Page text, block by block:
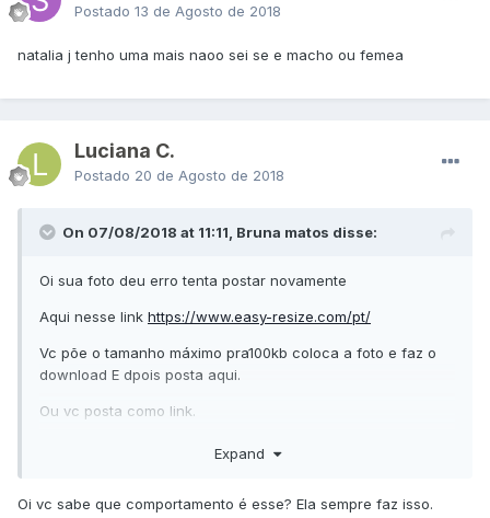
Postado 13 de Agosto de 2018
natalia j tenho uma mais naoo sei se e macho ou femea
Luciana C.
Postado 20 de Agosto de 2018
On 07/08/2018 at 11:11, Bruna matos disse:
Oi sua foto deu erro tenta postar novamente
Aqui nesse link https://www.easy-resize.com/pt/
Vc põe o tamanho máximo pra100kb coloca a foto e faz o
download E dpois posta aqui.
Ou vc posta como link.
Eu ja prefiro redimensionar kk mais tenta ai
Expand
Oi vc sabe que comportamento é esse? Ela sempre faz isso.